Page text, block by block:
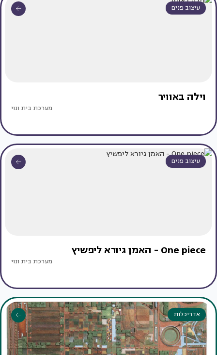
עיצוב פנים
וילה באוויר
מערכת בית ונוי
עיצוב פנים
One piece - האמן גיורא ליפשיץ
מערכת בית ונוי
אדריכלות